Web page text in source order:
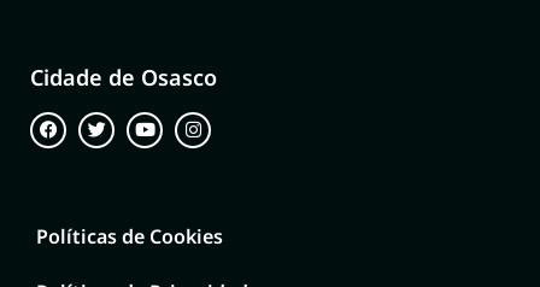
Cidade de Osasco
Políticas de Cookies